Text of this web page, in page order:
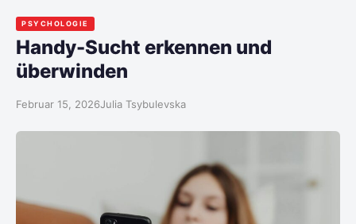
PSYCHOLOGIE
Handy-Sucht erkennen und
überwinden
Februar 15, 2026Julia Tsybulevska